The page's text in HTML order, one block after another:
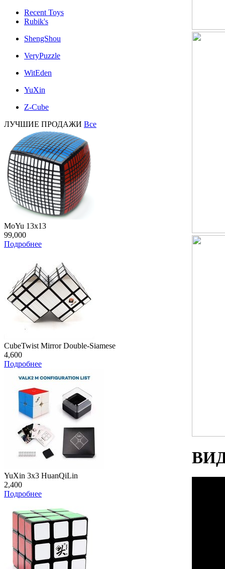
Recent Toys
Rubik's
ShengShou
VeryPuzzle
WitEden
YuXin
Z-Cube
ЛУЧШИЕ ПРОДАЖИ Все
MoYu 13x13
99,000
Подробнее
CubeTwist Mirror Double-Siamese
4,600
Подробнее
YuXin 3x3 HuanQiLin
2,400
Подробнее